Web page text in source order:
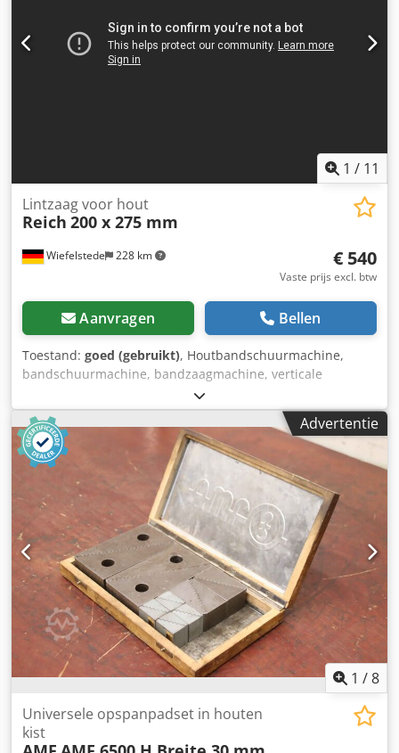
1 / 11
Wiefelstede 228 km
Lintzaag voor hout
Reich 200 x 275 mm
€ 540
Vaste prijs excl. btw
Aanvragen Bellen
Toestand: goed (gebruikt), Houtbandschuurmachine,
bandschuurmachine, bandzaagmachine, verticale
bandzaag, bottenzaag, tafelzaag,
bottenbandschuurmachine, slagerszaag -Fabrikant: Reich,
bandzaag/tafelzaag met onderstel -Motor: Dietz 0,8 kW -
Zaagbreedte: max. 200 mm -Zaaghoogte: max. 275 mm
Chedpoyvrd Tefx Aqqja -Zaagband: lengte 2200 mm -
Afmetingen: 830/720/H1715 mm -Gewicht: 114 kg
Advertentie
1 /8
Universele opspanpadset in houten
kist